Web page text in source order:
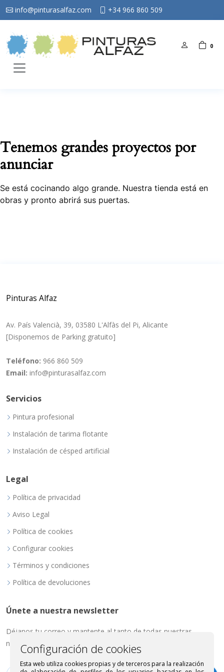
info@pinturasalfaz.com +34 966 860 509
0
Tenemos grandes proyectos por
anunciar
Se está cocinando algo grande. Nuestra tienda está en
obras y pronto abrirá sus puertas.
Pinturas Alfaz
Av. País Valencià, 39, 03580 L'Alfàs del Pi, Alicante
[Disponemos de Parking gratuito]
Teléfono: 966 860 509
Email: info@pinturasalfaz.com
Servicios
Pintura profesional
Instalación de tarima flotante
Instalación de césped artificial
Legal
Política de privacidad
Aviso Legal
Política de cookies
Configurar cookies
Términos y condiciones
Política de devoluciones
Únete a nuestra newsletter
Déjanos tu correo y mantente al tanto de todas nuestras
novedades.
Configuración de cookies
Esta web utiliza cookies propias y de terceros para la realización